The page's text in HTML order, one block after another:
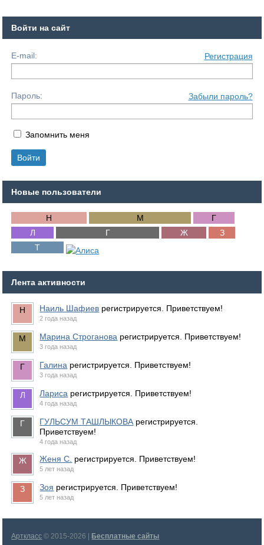
Войти на сайт
E-mail: Регистрация
Пароль: Забыли пароль?
Запомнить меня
Новые пользователи
Лента активности
Наиль Шафиев регистрируется. Приветствуем!
2 года назад
Марина Строганова регистрируется. Приветствуем!
3 года назад
Галина регистрируется. Приветствуем!
3 года назад
Лариса регистрируется. Приветствуем!
4 года назад
ГУЛЬСУМ ТАШЛЫКОВА регистрируется.
Приветствуем!
4 года назад
Женя С. регистрируется. Приветствуем!
5 лет назад
Зоя регистрируется. Приветствуем!
5 лет назад
Арткласс © 2015-2026 | Бесплатные сайты